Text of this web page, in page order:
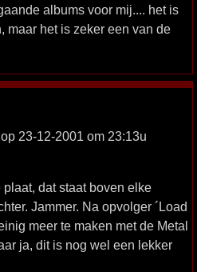
albums voor mij.... het is
maar het is zeker een van de
23-12-2001 om 23:13u
dat staat boven elke
Jammer. Na opvolger ´Load
meer te maken met de Metal
ja, dit is nog wel een lekker